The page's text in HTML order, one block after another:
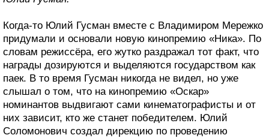
Когда-то Юлий Гусман вместе с Владимиром Мережко
придумали и основали новую кинопремию «Ника». По
словам режиссёра, его жутко раздражал тот факт, что
награды дозируются и выделяются государством как
паек. В то время Гусман никогда не видел, но уже
слышал о том, что на кинопремию «Оскар»
номинантов выдвигают сами кинематографисты и от
них зависит, кто же станет победителем. Юлий
Соломонович создал дирекцию по проведению